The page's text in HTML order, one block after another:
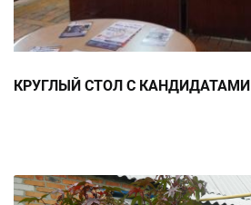
КРУГЛЫЙ СТОЛ С КАНДИДАТАМИ